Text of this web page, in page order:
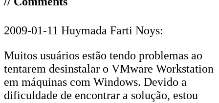
2009-01-11 Huymada Farti Noys:
Muitos usuários estão tendo problemas ao
tentarem desinstalar o VMware Workstation
em máquinas com Windows. Devido a
dificuldade de encontrar a solução, estou